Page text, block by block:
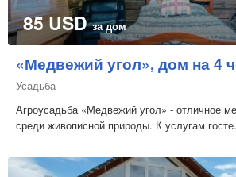
85 USDза дом
«Медвежий угол», дом на 4
Усадьба
Агроусадьба «Медвежий угол» - отличное
среди живописной природы. К услугам